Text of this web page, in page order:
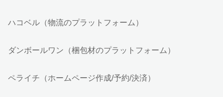
ハコベル（物流のプラットフォーム）
ダンボールワン（梱包材のプラットフォーム）
ペライチ（ホームページ作成/予約/決済）